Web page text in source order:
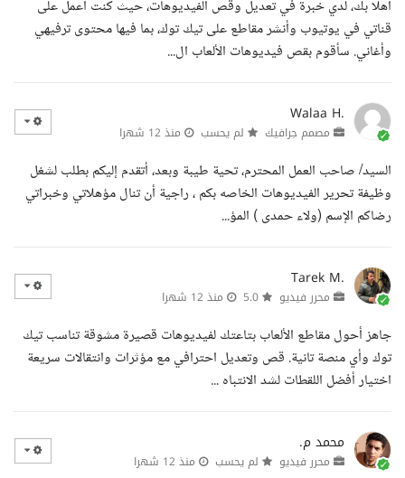
أهلا بك، لدي خبرة في تعديل وقص الفيديوهات، حيث كنت أعمل على
قناتي في يوتيوب وأنشر مقاطع على تيك توك، بما فيها محتوى ترفيهي
وأغاني. سأقوم بقص فيديوهات الألعاب ال...
Walaa H.
مصمم جرافيك لم يحسب منذ 12 شهرا
السيد/ صاحب العمل المحترم، تحية طيبة وبعد، أتقدم إليكم بطلب لشغل
وظيفة تحرير الفيديوهات الخاصه بكم ، راجية أن تنال مؤهلاتي وخبراتي
رضاكم الإسم (ولاء حمدى ) المؤ...
Tarek M.
محرر فيديو منذ 12 شهرا
جاهز أحول مقاطع الألعاب بتاعتك لفيديوهات قصيرة مشوقة تناسب تيك
توك وأي منصة تانية. قص وتعديل احترافي مع مؤثرات وانتقالات سريعة
اختيار أفضل اللقطات لشد الانتباه ...
محمد م.
محرر فيديو لم يحسب منذ 12 شهرا